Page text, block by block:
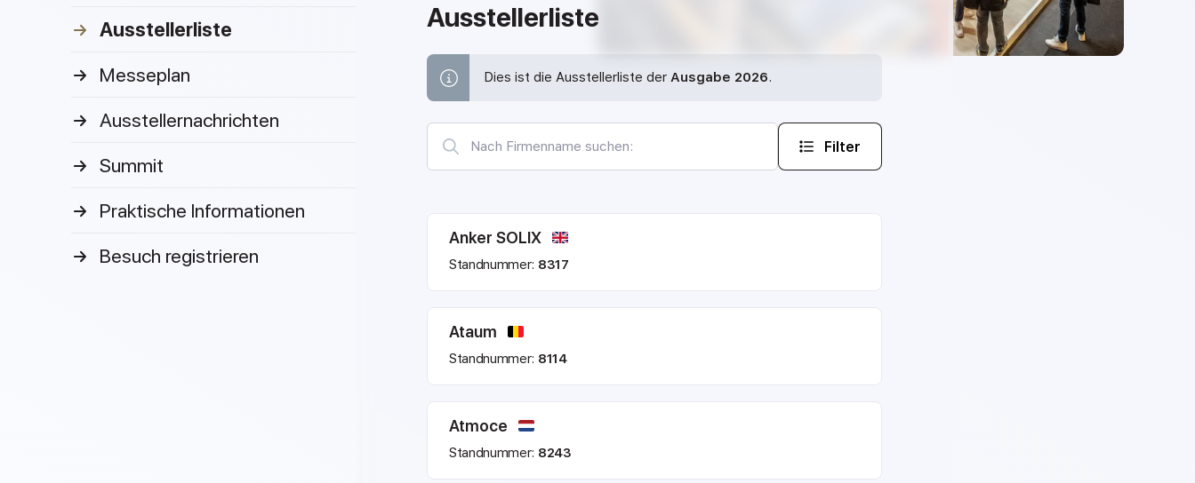
Ausstellerliste
Messeplan
Ausstellernachrichten
Summit
Praktische Informationen
Besuch registrieren
Ausstellerliste
Dies ist die Ausstellerliste der Ausgabe 2026.
Filter
Anker SOLIX
Standnummer: 8317
Ataum
Standnummer: 8114
Atmoce
Standnummer: 8243